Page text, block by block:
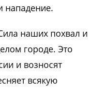
нападение.
наших похвал и
городе. Это
и возносят
всякую